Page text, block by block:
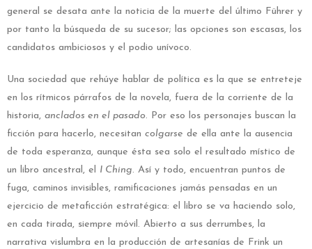
general se desata ante la noticia de la muerte del último Führer y
por tanto la búsqueda de su sucesor; las opciones son escasas, los
candidatos ambiciosos y el podio unívoco.
Una sociedad que rehúye hablar de política es la que se entreteje
en los rítmicos párrafos de la novela, fuera de la corriente de la
historia, anclados en el pasado. Por eso los personajes buscan la
ficción para hacerlo, necesitan colgarse de ella ante la ausencia
de toda esperanza, aunque ésta sea solo el resultado místico de
un libro ancestral, el I Ching. Así y todo, encuentran puntos de
fuga, caminos invisibles, ramificaciones jamás pensadas en un
ejercicio de metaficción estratégica: el libro se va haciendo solo,
en cada tirada, siempre móvil. Abierto a sus derrumbes, la
narrativa vislumbra en la producción de artesanías de Frink un